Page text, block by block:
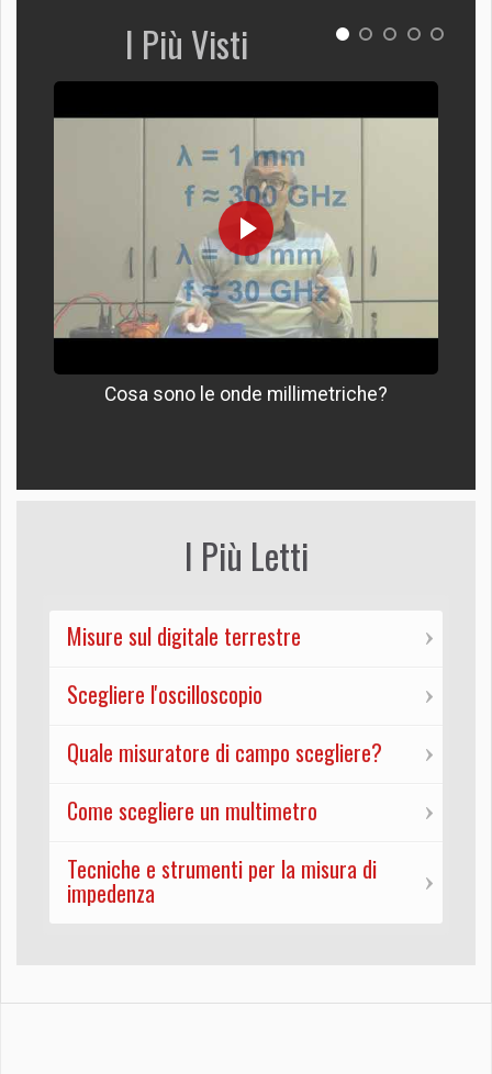
I Più Visti
Cosa sono le onde millimetriche?
I Più Letti
Misure sul digitale terrestre
Scegliere l'oscilloscopio
Quale misuratore di campo scegliere?
Come scegliere un multimetro
Tecniche e strumenti per la misura di
impedenza